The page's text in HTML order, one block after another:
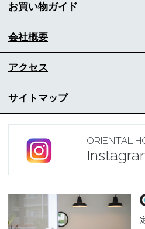
お買い物ガイド
会社概要
アクセス
サイトマップ
ORIENTAL